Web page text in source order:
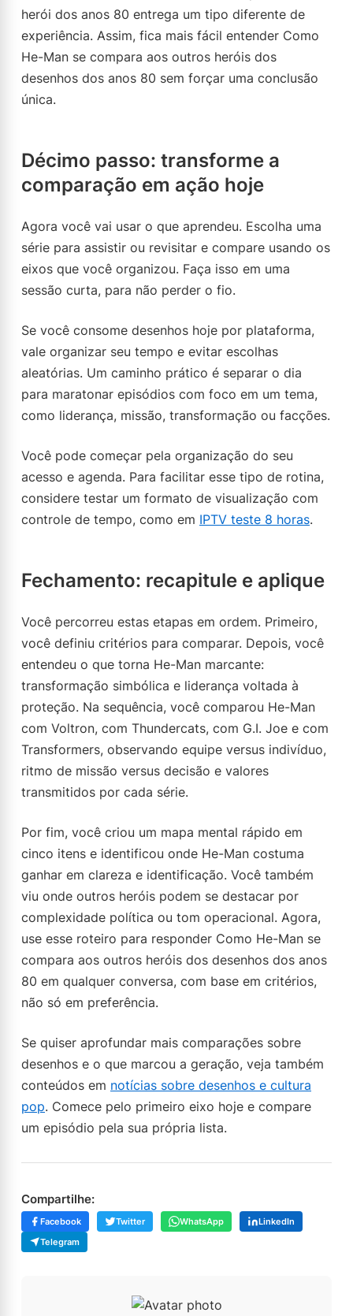
herói dos anos 80 entrega um tipo diferente de
experiência. Assim, fica mais fácil entender Como
He-Man se compara aos outros heróis dos
desenhos dos anos 80 sem forçar uma conclusão
única.
Décimo passo: transforme a
comparação em ação hoje
Agora você vai usar o que aprendeu. Escolha uma
série para assistir ou revisitar e compare usando os
eixos que você organizou. Faça isso em uma
sessão curta, para não perder o fio.
Se você consome desenhos hoje por plataforma,
vale organizar seu tempo e evitar escolhas
aleatórias. Um caminho prático é separar o dia
para maratonar episódios com foco em um tema,
como liderança, missão, transformação ou facções.
Você pode começar pela organização do seu
acesso e agenda. Para facilitar esse tipo de rotina,
considere testar um formato de visualização com
controle de tempo, como em IPTV teste 8 horas.
Fechamento: recapitule e aplique
Você percorreu estas etapas em ordem. Primeiro,
você definiu critérios para comparar. Depois, você
entendeu o que torna He-Man marcante:
transformação simbólica e liderança voltada à
proteção. Na sequência, você comparou He-Man
com Voltron, com Thundercats, com G.I. Joe e com
Transformers, observando equipe versus indivíduo,
ritmo de missão versus decisão e valores
transmitidos por cada série.
Por fim, você criou um mapa mental rápido em
cinco itens e identificou onde He-Man costuma
ganhar em clareza e identificação. Você também
viu onde outros heróis podem se destacar por
complexidade política ou tom operacional. Agora,
use esse roteiro para responder Como He-Man se
compara aos outros heróis dos desenhos dos anos
80 em qualquer conversa, com base em critérios,
não só em preferência.
Se quiser aprofundar mais comparações sobre
desenhos e o que marcou a geração, veja também
conteúdos em notícias sobre desenhos e cultura
pop. Comece pelo primeiro eixo hoje e compare
um episódio pela sua própria lista.
Compartilhe:
Facebook Twitter WhatsApp
LinkedIn
Telegram